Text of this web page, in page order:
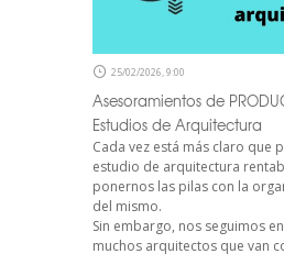
25/02/2026, 9:00
Asesoramientos de
Estudios de Arquitectura
Cada vez está más claro que
estudio de arquitectura
ponernos las pilas con la
del mismo.
Sin embargo, nos seguimos
muchos arquitectos que van